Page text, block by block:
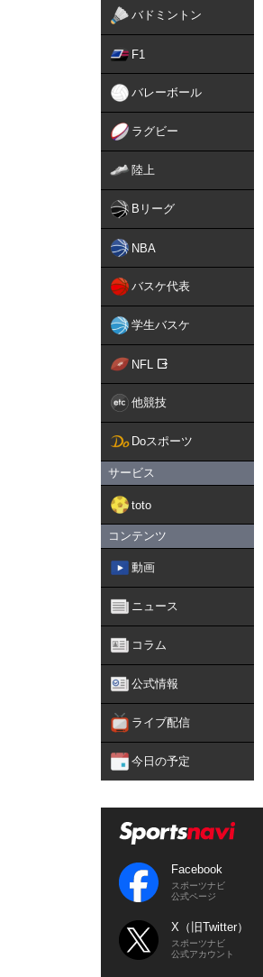
バドミントン
F1
バレーボール
ラグビー
陸上
Bリーグ
NBA
バスケ代表
学生バスケ
NFL
他競技
Doスポーツ
サービス
toto
コンテンツ
動画
ニュース
コラム
公式情報
ライブ配信
今日の予定
Facebook
スポーツナビ
公式ページ
X（旧Twitter）
スポーツナビ
公式アカウント